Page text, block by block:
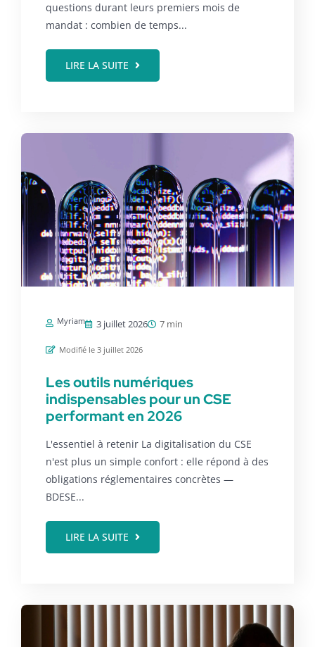
questions durant leurs premiers mois de
mandat : combien de temps...
LIRE LA SUITE
Myriam 3 juillet 2026 7 min
Modifié le 3 juillet 2026
Les outils numériques
indispensables pour un CSE
performant en 2026
L'essentiel à retenir La digitalisation du CSE
n'est plus un simple confort : elle répond à des
obligations réglementaires concrètes —
BDESE...
LIRE LA SUITE